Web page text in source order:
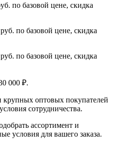
по базовой цене, скидка
по базовой цене, скидка
по базовой цене, скидка
000 ₽.
крупных оптовых покупателей
сотрудничества.
ассортимент и
условия для вашего заказа.